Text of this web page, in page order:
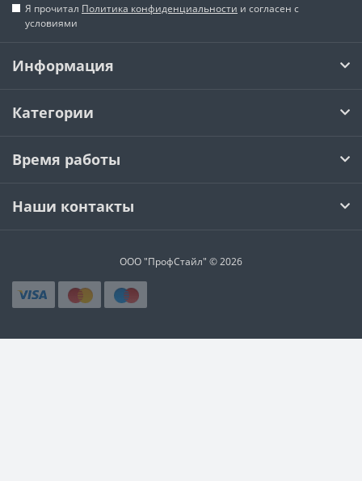
Я прочитал Политика конфиденциальности и согласен с
условиями
Информация
Категории
Время работы
Наши контакты
ООО "ПрофСтайл" © 2026